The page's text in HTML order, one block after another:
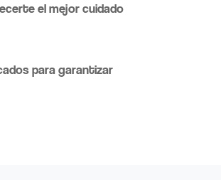
el mejor cuidado
para garantizar